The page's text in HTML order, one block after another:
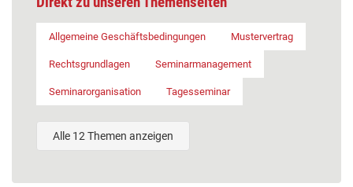
Allgemeine Geschäftsbedingungen Mustervertrag
Rechtsgrundlagen Seminarmanagement
Seminarorganisation Tagesseminar
Alle 12 Themen anzeigen